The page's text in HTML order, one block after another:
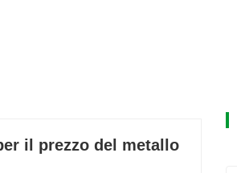
il prezzo del metallo